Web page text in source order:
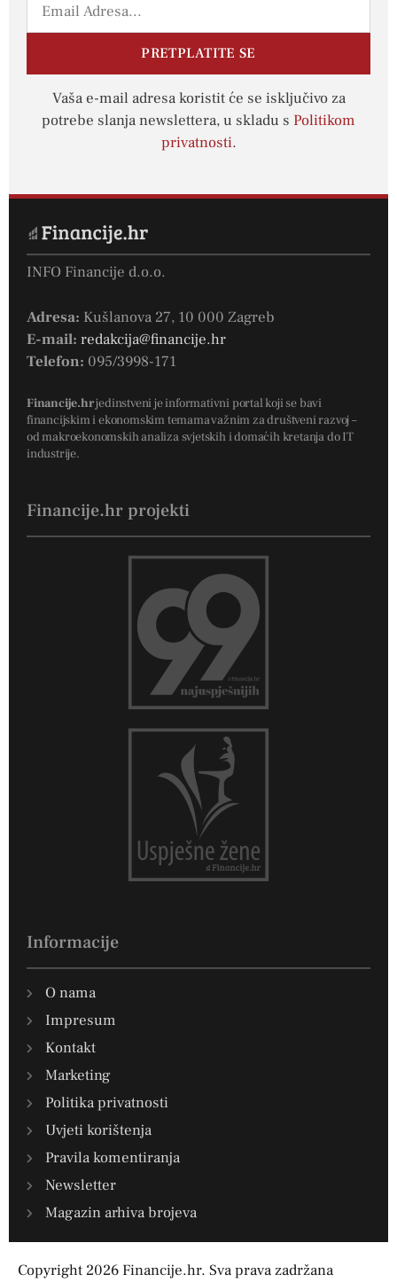
PRETPLATITE SE
Vaša e-mail adresa koristit će se isključivo za
potrebe slanja newslettera, u skladu s Politikom
privatnosti.
INFO Financije d.o.o.
Adresa: Kušlanova 27, 10 000 Zagreb
E-mail: redakcija@financije.hr
Telefon: 095/3998-171
Financije.hrjedinstveni je informativni portal koji se bavi
financijskim i ekonomskim temama važnim za društveni razvoj –
od makroekonomskih analiza svjetskih i domaćih kretanja do IT
industrije.
Financije.hr projekti
Informacije
O nama
Impresum
Kontakt
Marketing
Politika privatnosti
Uvjeti korištenja
Pravila komentiranja
Newsletter
Magazin arhiva brojeva
Copyright 2026 Financije.hr. Sva prava zadržana